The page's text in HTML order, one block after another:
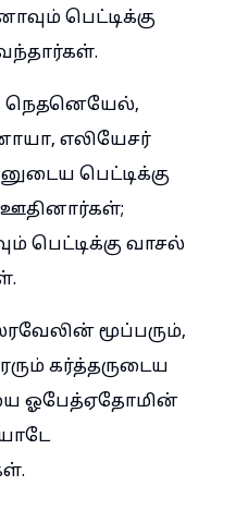
பெட்டிக்கு
நெதனெயேல்,
எலியேசர்
பெட்டிக்கு
ஊதினார்கள்;
பெட்டிக்கு வாசல்
மூப்பரும்,
கர்த்தருடைய
ஓபேத்ஏதோமின்